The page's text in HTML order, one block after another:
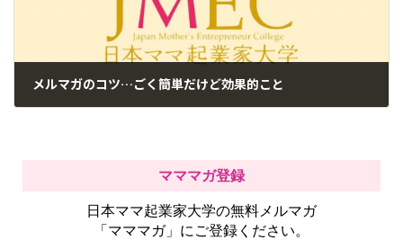
メルマガのコツ…ごく簡単だけど効果的こと
マママガ登録
日本ママ起業家大学の無料メルマガ
「マママガ」にご登録ください。